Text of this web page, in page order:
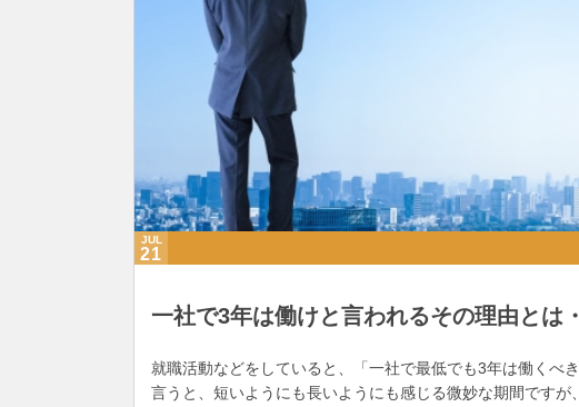
JUL
21
一社で3年は働けと言われるその理由とは
就職活動などをしていると、「一社で最低でも3年は働くべ
言うと、短いようにも長いようにも感じる微妙な期間です